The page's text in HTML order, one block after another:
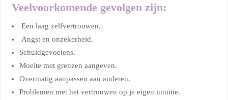
Veelvoorkomende gevolgen zijn:
Een laag zelfvertrouwen.
Angst en onzekerheid.
Schuldgevoelens.
Moeite met grenzen aangeven.
Overmatig aanpassen aan anderen.
Problemen met het vertrouwen op je eigen intuïtie.